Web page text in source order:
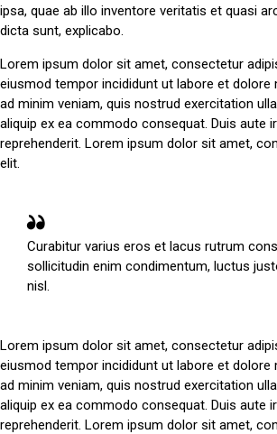
ipsa, quae ab illo inventore veritatis et quasi
dicta sunt, explicabo.
Lorem ipsum dolor sit amet, consectetur
eiusmod tempor incididunt ut labore et dolore
ad minim veniam, quis nostrud exercitation
aliquip ex ea commodo consequat. Duis aute
reprehenderit. Lorem ipsum dolor sit amet,
elit.
Curabitur varius eros et lacus rutrum
sollicitudin enim condimentum, luctus
nisl.
Lorem ipsum dolor sit amet, consectetur
eiusmod tempor incididunt ut labore et dolore
ad minim veniam, quis nostrud exercitation
aliquip ex ea commodo consequat. Duis aute
reprehenderit. Lorem ipsum dolor sit amet,